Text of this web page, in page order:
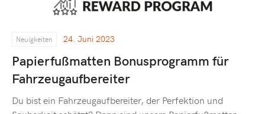
Neuigkeiten 24. Juni 2023
Papierfußmatten Bonusprogramm für
Fahrzeugaufbereiter
Du bist ein Fahrzeugaufbereiter, der Perfektion und